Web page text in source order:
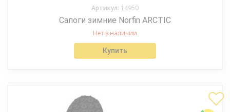
Артикул: 14950
Сапоги зимние Norfin ARCTIC
Нет в наличии
Купить